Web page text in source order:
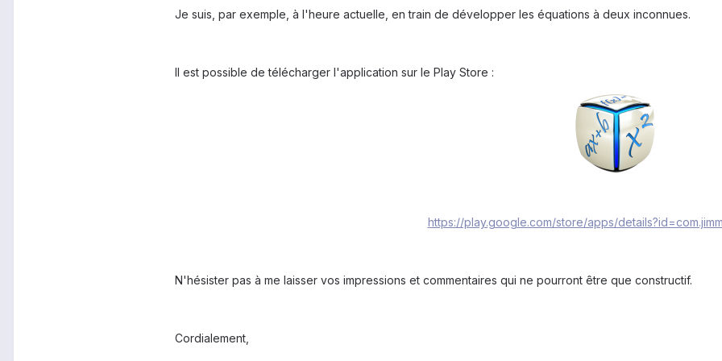
Je suis, par exemple, à l'heure actuelle, en train de développer les équations à deux inconnues.
Il est possible de télécharger l'application sur le Play Store :
https://play.google.com/store/apps/
N'hésister pas à me laisser vos impressions et commentaires qui ne pourront être que constructif.
Cordialement,